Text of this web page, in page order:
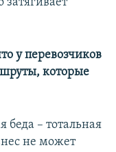
у перевозчиков
которые
беда – тотальная
не может